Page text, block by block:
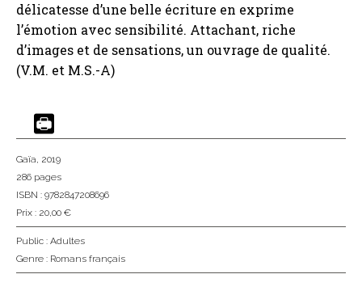
délicatesse d’une belle écriture en exprime
l’émotion avec sensibilité. Attachant, riche
d’images et de sensations, un ouvrage de qualité.
(V.M. et M.S.-A)
Gaïa, 2019
286 pages
ISBN : 9782847208696
Prix : 20,00 €
Public : Adultes
Genre : Romans français